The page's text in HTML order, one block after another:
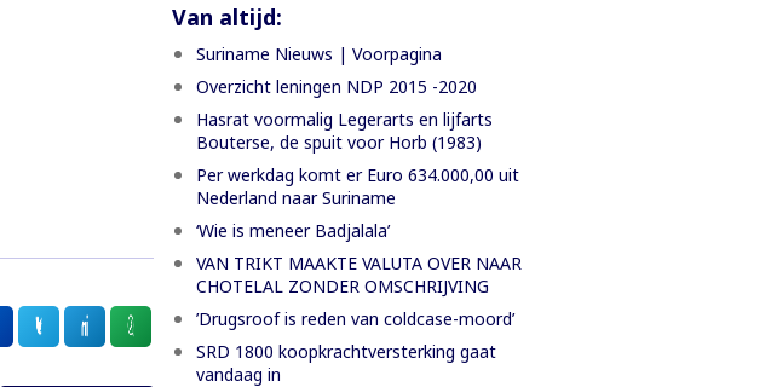
Van altijd:
Suriname Nieuws | Voorpagina
Overzicht leningen NDP 2015 -2020
Hasrat voormalig Legerarts en lijfarts
Bouterse, de spuit voor Horb (1983)
Per werkdag komt er Euro 634.000,00 uit
Nederland naar Suriname
‘Wie is meneer Badjalala’
VAN TRIKT MAAKTE VALUTA OVER NAAR
CHOTELAL ZONDER OMSCHRIJVING
’Drugsroof is reden van coldcase-moord’
SRD 1800 koopkrachtversterking gaat
vandaag in